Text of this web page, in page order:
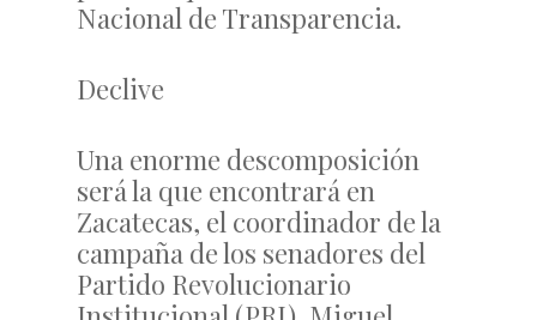
Nacional de Transparencia.
Declive
Una enorme descomposición
será la que encontrará en
Zacatecas, el coordinador de la
campaña de los senadores del
Partido Revolucionario